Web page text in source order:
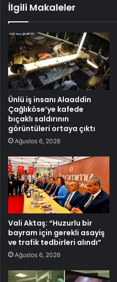
İlgili Makaleler
Ünlü iş insanı Alaaddin
Çağlıköse’ye kafede
bıçaklı saldırının
görüntüleri ortaya çıktı
Ağustos 6, 2026
Vali Aktaş: “Huzurlu bir
bayram için gerekli asayiş
ve trafik tedbirleri alındı”
Ağustos 6, 2026